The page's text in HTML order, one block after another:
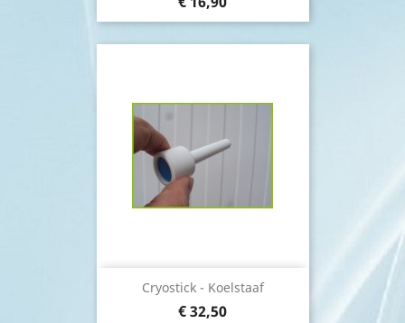
Cryostick - Koelstaaf
€ 32,50